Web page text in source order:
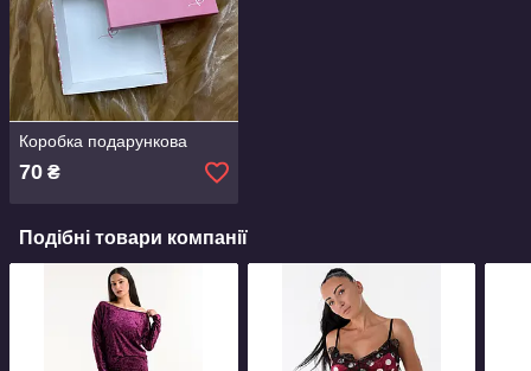
Коробка подарункова
70 ₴
Подібні товари компанії